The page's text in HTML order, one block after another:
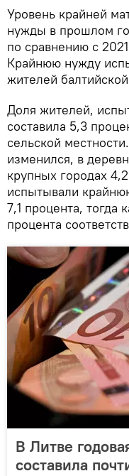
Уровень крайней
нужды в прошлом
по сравнению с
Крайнюю нужду
жителей
Доля жителей,
составила 5,3
сельской
изменился, в
крупных городах
испытывали
7,1 процента, тогда
процента
В Литве
составила